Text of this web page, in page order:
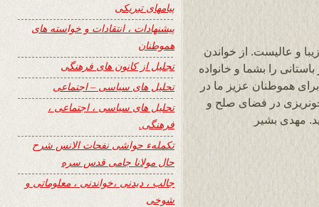
و عالیست. از خواندن
سال نو ۱۳۹۳ و نوروز باستانی را بشما و خانواده
هموطنان عزیز ما در
در فضای صلح و
مهدی بشیر
پیامهای تبریکی
پیشنهادات ، انتقادات و خواسته های
هموطنان
تجلیل از کانون های فرهنگی
تحلیل های سیاسی – اجتماعی
تحلیل های سیاسی ، اجتماعی ،
فرهنگی.
تکملهء حواشی نفحات الانس شرح
حال مولانا جامی قدس سره
جالب ، دیدنی ،خواندنی ، معلوماتی و
شوخی